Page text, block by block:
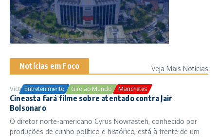
Notícias em Foco Veja Mais Notícias
Entretenimento Giro ao Mundo Manchetes
Victor Samuel 24/10/2025
Cineasta fará filme sobre atentado contra Jair
Bolsonaro
O diretor norte-americano Cyrus Nowrasteh, conhecido por
produções de cunho político e histórico, está à frente de um